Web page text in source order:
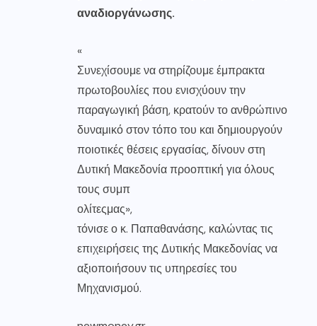
αναδιοργάνωσης.
«
Συνεχίσουμε να στηρίζουμε έμπρακτα
πρωτοβουλίες που ενισχύουν την
παραγωγική βάση, κρατούν το ανθρώπινο
δυναμικό στον τόπο του και δημιουργούν
ποιοτικές θέσεις εργασίας, δίνουν στη
Δυτική Μακεδονία προοπτική για όλους
τους συμπ
ολίτεςμας»,
τόνισε ο κ. Παπαθανάσης, καλώντας τις
επιχειρήσεις της Δυτικής Μακεδονίας να
αξιοποιήσουν τις υπηρεσίες του
Μηχανισμού.